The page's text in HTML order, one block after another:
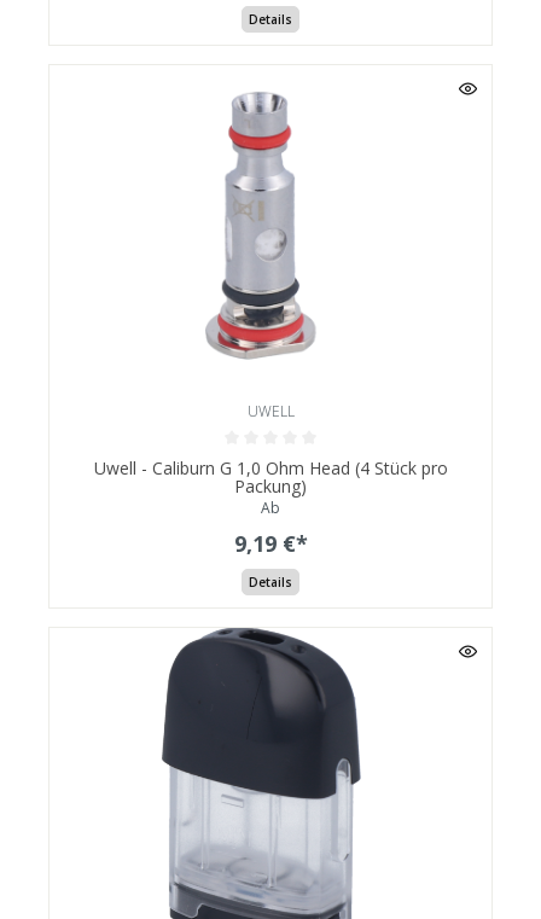
Details
UWELL
Uwell - Caliburn G 1,0 Ohm Head (4 Stück pro
Packung)
Ab
9,19 €*
Details